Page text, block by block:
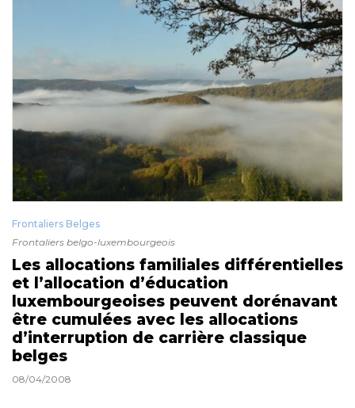
Frontaliers Belges
Frontaliers belgo-luxembourgeois
Les allocations familiales différentielles
et l’allocation d’éducation
luxembourgeoises peuvent dorénavant
être cumulées avec les allocations
d’interruption de carrière classique
belges
08/04/2008